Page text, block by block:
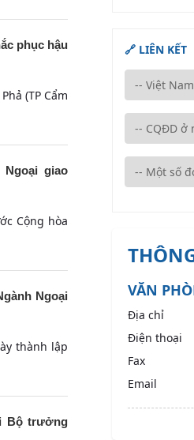
phục hậu
(TP Cẩm
giao
Cộng hòa
Ngoại
thành lập
Bộ trưởng
🔗 LIÊN KẾT
VĂN
Địa chỉ
Điện thoại
Fax
Email